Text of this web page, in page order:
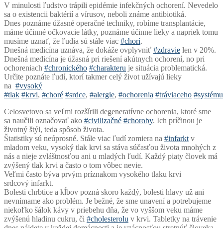
V minulosti ľudstvo trápili epidémie infekčných ochorení. Nevedelo
sa o existencii baktérií a vírusov, neboli známe antibiotiká.
Dnes poznáme úžasné operačné techniky, robíme transplantácie,
máme účinné očkovacie látky, poznáme účinne lieky a napriek tomu
musíme uznať, že ľudia sú stále viac ‪#‎chorí‬.
Dnešná medicína uznáva, že dokáže ovplyvniť ‪#‎zdravie‬ len v 20%.
Dnešná medicína je úžasná pri riešení akútnych ochorení, no pri
ochoreniach ‪#‎chronického‬ ‪#‎charakteru‬ je situácia problematická.
Určite poznáte ľudí, ktorí takmer celý život užívajú lieky
na ‪#‎vysoký‬
‪#‎tlak‬ ‪#‎krvi‬, ‪#‎choré‬ ‪#‎srdce‬, ‪#‎alergie‬, ‪#‎ochorenia‬ ‪#‎tráviaceho‬ ‪#‎systému‬
Celosvetovo sa veľmi rozšírili degeneratívne ochorenia, ktoré sme
sa naučili označovať ako ‪#‎civilizačné‬ ‪#‎choroby‬. Ich príčinou je
životný štýl, teda spôsob života.
Štatistiky sú neúprosné. Stále viac ľudí zomiera na ‪#‎infarkt‬ v
mladom veku, vysoký tlak krvi sa stáva súčasťou života mnohých z
nás a nieje zvláštnosťou ani u mladých ľudí. Každý piaty človek má
zvýšený tlak krvi a často o tom vôbec nevie.
Veľmi často býva prvým príznakom vysokého tlaku krvi
srdcový infarkt.
Bolesti chrbtice a kĺbov pozná skoro každý, bolesti hlavy už ani
nevnímame ako problém. Je bežné, že sme unavení a potrebujeme
niekoľko šálok kávy v priebehu dňa, že vo vyššom veku máme
zvýšenú hladinu cukru, či ‪#‎cholesterolu‬ v krvi. Tabletky na trávenie